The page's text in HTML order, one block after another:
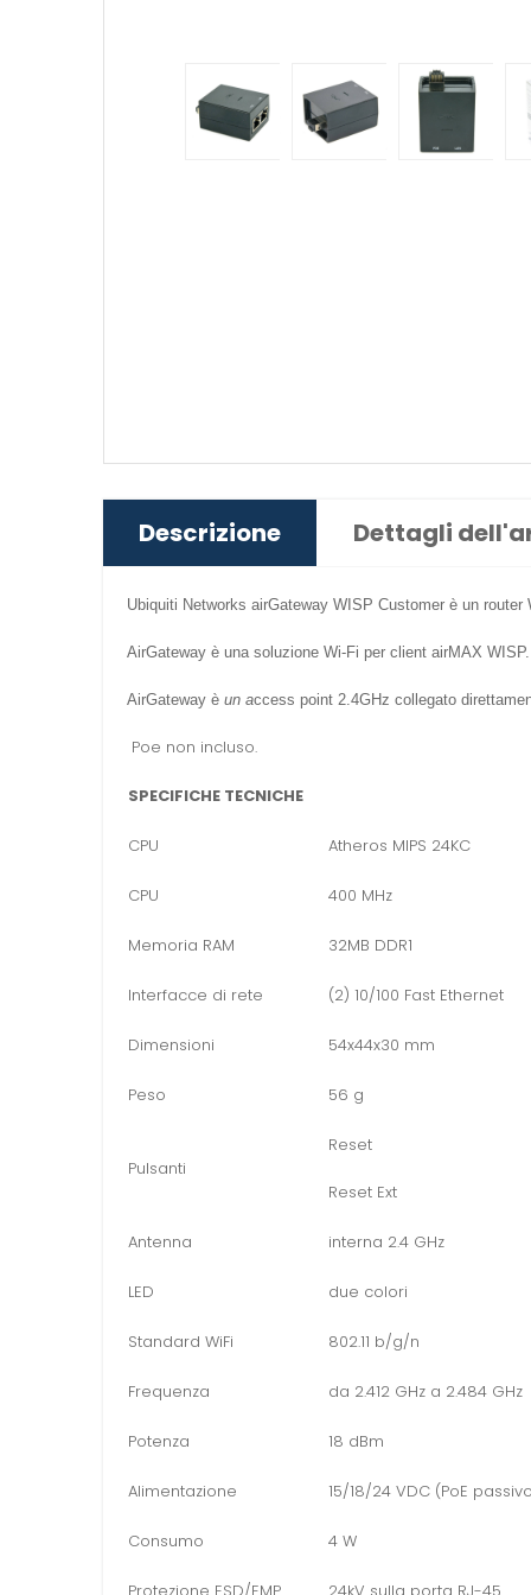
Descrizione Dettagli
Ubiquiti Networks airGateway WISP Customer è un router
AirGateway è una soluzione Wi-Fi per client airMAX WISP.
AirGateway è un access point 2.4GHz collegato
Poe non incluso.
SPECIFICHE TECNICHE
CPU Atheros MIPS 24KC
CPU 400 MHz
Memoria RAM 32MB DDR1
Interfacce di rete (2) 10/100 Fast Ethernet
Dimensioni 54x44x30 mm
Peso 56 g
Pulsanti
Reset
Reset Ext
Antenna interna 2.4 GHz
LED due colori
Standard WiFi 802.11 b/g/n
Frequenza da 2.412 GHz a 2.484 GHz
Potenza 18 dBm
Alimentazione 15/18/24 VDC (PoE
Consumo 4 W